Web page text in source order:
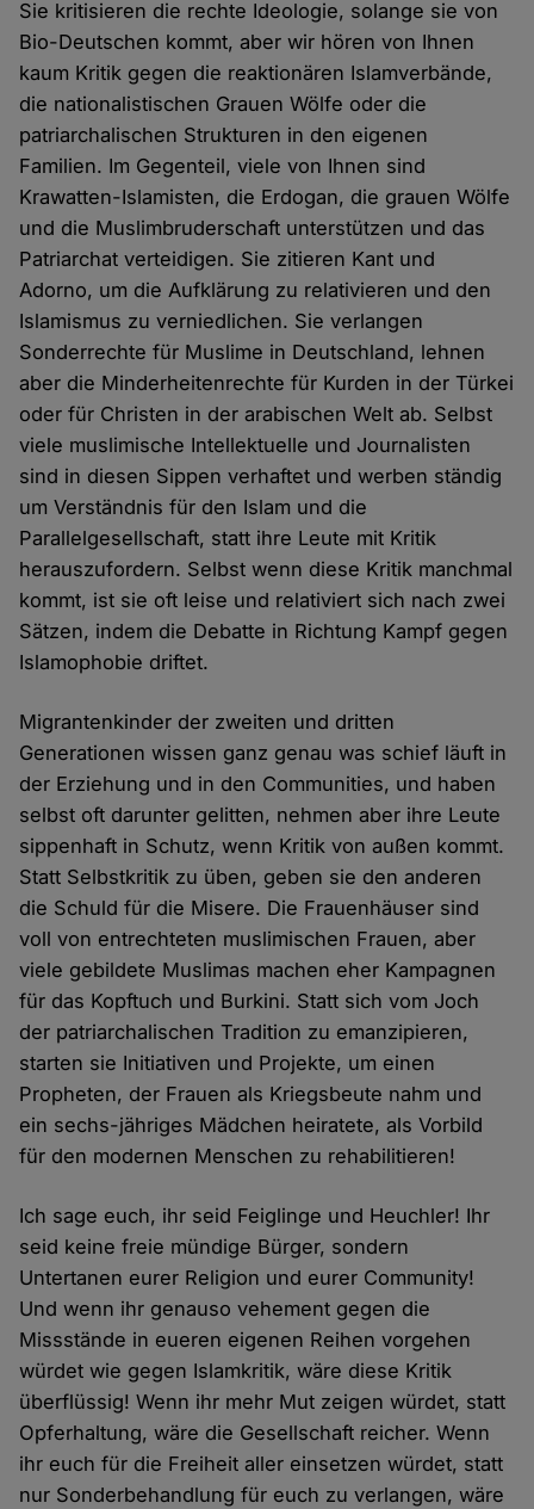
Sie kritisieren die rechte Ideologie, solange sie von
Bio-Deutschen kommt, aber wir hören von Ihnen
kaum Kritik gegen die reaktionären Islamverbände,
die nationalistischen Grauen Wölfe oder die
patriarchalischen Strukturen in den eigenen
Familien. Im Gegenteil, viele von Ihnen sind
Krawatten-Islamisten, die Erdogan, die grauen Wölfe
und die Muslimbruderschaft unterstützen und das
Patriarchat verteidigen. Sie zitieren Kant und
Adorno, um die Aufklärung zu relativieren und den
Islamismus zu verniedlichen. Sie verlangen
Sonderrechte für Muslime in Deutschland, lehnen
aber die Minderheitenrechte für Kurden in der Türkei
oder für Christen in der arabischen Welt ab. Selbst
viele muslimische Intellektuelle und Journalisten
sind in diesen Sippen verhaftet und werben ständig
um Verständnis für den Islam und die
Parallelgesellschaft, statt ihre Leute mit Kritik
herauszufordern. Selbst wenn diese Kritik manchmal
kommt, ist sie oft leise und relativiert sich nach zwei
Sätzen, indem die Debatte in Richtung Kampf gegen
Islamophobie driftet.
Migrantenkinder der zweiten und dritten
Generationen wissen ganz genau was schief läuft in
der Erziehung und in den Communities, und haben
selbst oft darunter gelitten, nehmen aber ihre Leute
sippenhaft in Schutz, wenn Kritik von außen kommt.
Statt Selbstkritik zu üben, geben sie den anderen
die Schuld für die Misere. Die Frauenhäuser sind
voll von entrechteten muslimischen Frauen, aber
viele gebildete Muslimas machen eher Kampagnen
für das Kopftuch und Burkini. Statt sich vom Joch
der patriarchalischen Tradition zu emanzipieren,
starten sie Initiativen und Projekte, um einen
Propheten, der Frauen als Kriegsbeute nahm und
ein sechs-jähriges Mädchen heiratete, als Vorbild
für den modernen Menschen zu rehabilitieren!
Ich sage euch, ihr seid Feiglinge und Heuchler! Ihr
seid keine freie mündige Bürger, sondern
Untertanen eurer Religion und eurer Community!
Und wenn ihr genauso vehement gegen die
Missstände in eueren eigenen Reihen vorgehen
würdet wie gegen Islamkritik, wäre diese Kritik
überflüssig! Wenn ihr mehr Mut zeigen würdet, statt
Opferhaltung, wäre die Gesellschaft reicher. Wenn
ihr euch für die Freiheit aller einsetzen würdet, statt
nur Sonderbehandlung für euch zu verlangen, wäre